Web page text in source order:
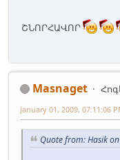
ՇՆՈՐՀԱՎՈՐ
Masnaget
January 01, 2009, 07:11:06
Quote from: Hasik